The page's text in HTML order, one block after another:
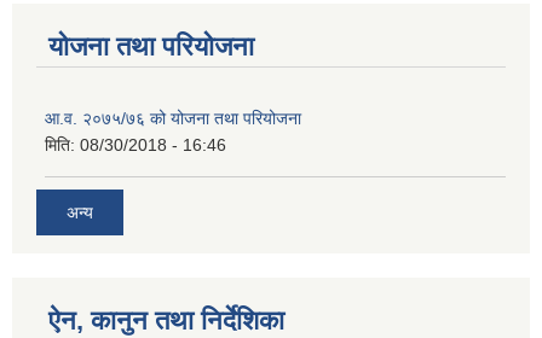
योजना तथा परियोजना
आ.व. २०७५/७६ को योजना तथा परियोजना
मिति: 08/30/2018 - 16:46
अन्य
ऐन, कानुन तथा निर्देशिका